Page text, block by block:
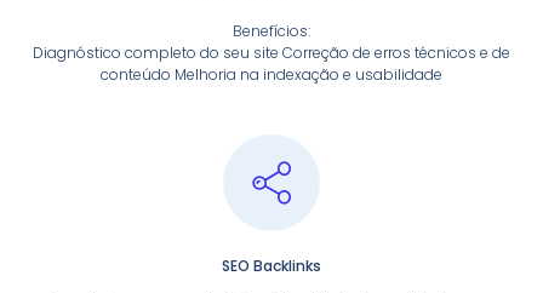
Benefícios:
Diagnóstico completo do seu site Correção de erros técnicos e de
conteúdo Melhoria na indexação e usabilidade
SEO Backlinks